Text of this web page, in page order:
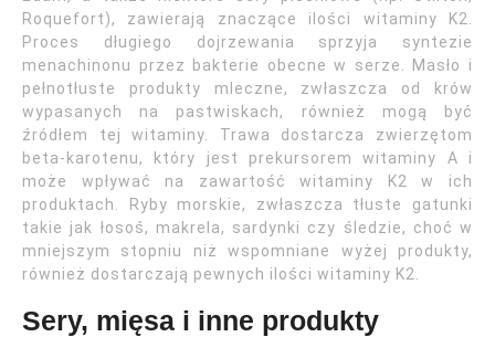
Roquefort), zawierają znaczące ilości witaminy K2.
Proces długiego dojrzewania sprzyja syntezie
menachinonu przez bakterie obecne w serze. Masło i
pełnotłuste produkty mleczne, zwłaszcza od krów
wypasanych na pastwiskach, również mogą być
źródłem tej witaminy. Trawa dostarcza zwierzętom
beta-karotenu, który jest prekursorem witaminy A i
może wpływać na zawartość witaminy K2 w ich
produktach. Ryby morskie, zwłaszcza tłuste gatunki
takie jak łosoś, makrela, sardynki czy śledzie, choć w
mniejszym stopniu niż wspomniane wyżej produkty,
również dostarczają pewnych ilości witaminy K2.
Sery, mięsa i inne produkty